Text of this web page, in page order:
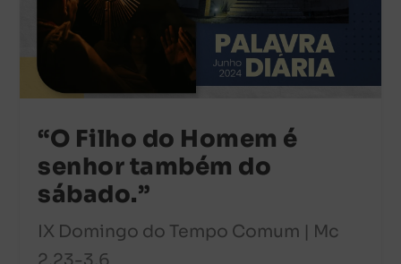
“O Filho do Homem é
senhor também do
sábado.”
IX Domingo do Tempo Comum | Mc